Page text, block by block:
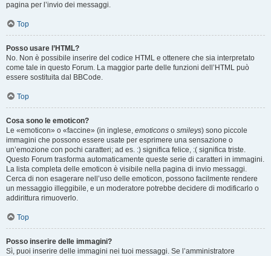
pagina per l’invio dei messaggi.
Top
Posso usare l’HTML?
No. Non è possibile inserire del codice HTML e ottenere che sia interpretato
come tale in questo Forum. La maggior parte delle funzioni dell’HTML può
essere sostituita dal BBCode.
Top
Cosa sono le emoticon?
Le «emoticon» o «faccine» (in inglese, emoticons o smileys) sono piccole
immagini che possono essere usate per esprimere una sensazione o
un’emozione con pochi caratteri; ad es. :) significa felice, :( significa triste.
Questo Forum trasforma automaticamente queste serie di caratteri in immagini.
La lista completa delle emoticon è visibile nella pagina di invio messaggi.
Cerca di non esagerare nell’uso delle emoticon, possono facilmente rendere
un messaggio illeggibile, e un moderatore potrebbe decidere di modificarlo o
addirittura rimuoverlo.
Top
Posso inserire delle immagini?
Sì, puoi inserire delle immagini nei tuoi messaggi. Se l’amministratore